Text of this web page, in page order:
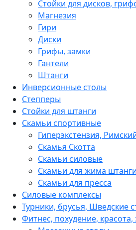
Стойки для дисков,
Магнезия
Гири
Диски
Грифы, замки
Гантели
Штанги
Инверсионные столы
Степперы
Стойки для штанги
Скамьи спортивные
Гиперэкстензия,
Скамья Скотта
Скамьи силовые
Скамьи для жима штанги
Скамьи для пресса
Силовые комплексы
Турники, брусья, Шведские
Фитнес, похудение,